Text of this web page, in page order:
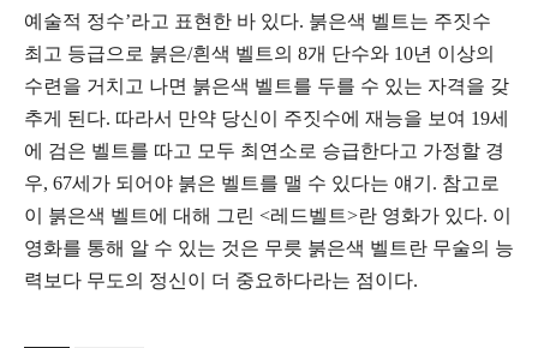
예술적 정수’라고 표현한 바 있다. 붉은색 벨트는 주짓수
최고 등급으로 붉은/흰색 벨트의 8개 단수와 10년 이상의
수련을 거치고 나면 붉은색 벨트를 두를 수 있는 자격을 갖
추게 된다. 따라서 만약 당신이 주짓수에 재능을 보여 19세
에 검은 벨트를 따고 모두 최연소로 승급한다고 가정할 경
우, 67세가 되어야 붉은 벨트를 맬 수 있다는 얘기. 참고로
이 붉은색 벨트에 대해 그린 <레드벨트>란 영화가 있다. 이
영화를 통해 알 수 있는 것은 무릇 붉은색 벨트란 무술의 능
력보다 무도의 정신이 더 중요하다라는 점이다.